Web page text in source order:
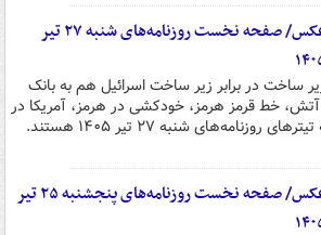
عکس/ صفحه نخست روزنامه‌های ‌شنبه ۲۷ تیر
ساخت در برابر زیر ساخت اسرائیل هم به بانک
خط قرمز هرمز، خودکشی در هرمز، آمریکا در
‌شنبه ۲۷ تیر ۱۴۰۵ هستند.
عکس/ صفحه نخست روزنامه‌های پنجشنبه ۲۵ تیر